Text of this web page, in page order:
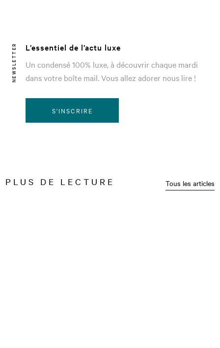
NEWSLETTER
L’essentiel de l’actu luxe
Un condensé 100% luxe, à découvrir chaque mardi
dans votre boîte mail. Vous allez adorer nous lire !
S'INSCRIRE
PLUS DE LECTURE Tous les articles